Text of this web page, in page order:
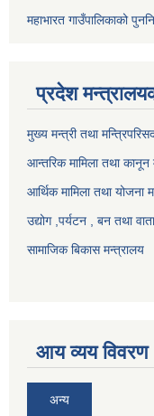
महाभारत गाउँपालिकाको
प्रदेश
मुख्य मन्त्री तथा
आन्तरिक मामिला तथा कानून
आर्थिक मामिला तथा योजना
उद्योग ,पर्यटन , बन तथा
सामाजिक बिकास मन्त्रालय
आय व्यय विवरण
अन्य